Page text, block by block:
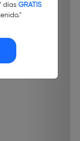
días GRATIS